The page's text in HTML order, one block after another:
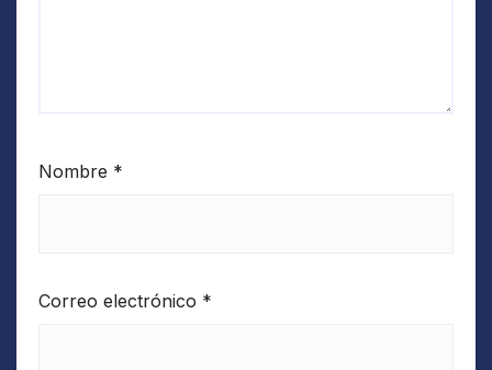
Nombre *
Correo electrónico *